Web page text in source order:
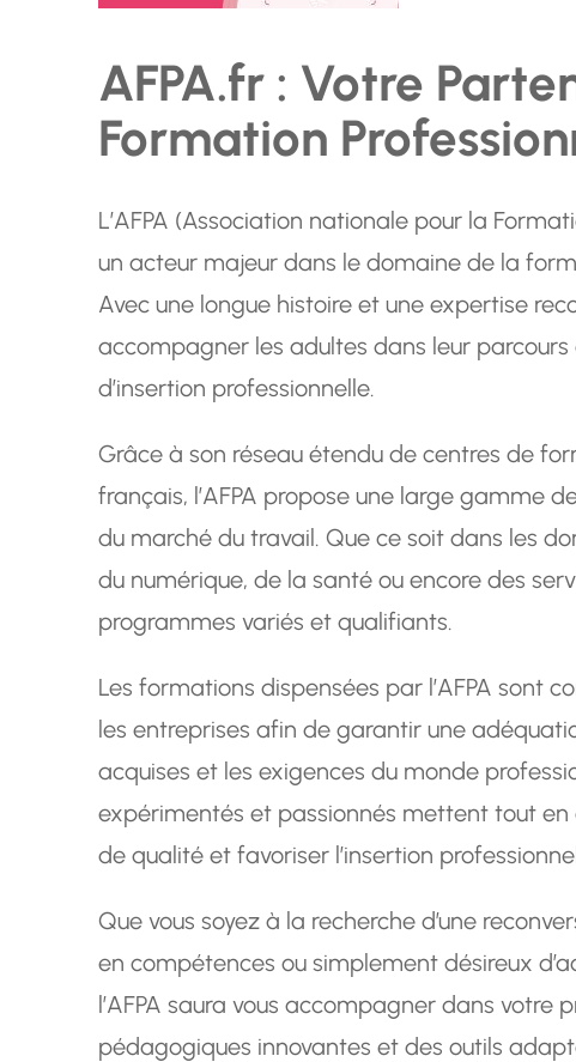
AFPA.fr : Votre
Formation
L’AFPA (Association nationale pour la
un acteur majeur dans le domaine de la
Avec une longue histoire et une expertise
accompagner les adultes dans leur parcours
d’insertion professionnelle.
Grâce à son réseau étendu de centres de
français, l’AFPA propose une large gamme
du marché du travail. Que ce soit dans les
du numérique, de la santé ou encore des
programmes variés et qualifiants.
Les formations dispensées par l’AFPA sont
les entreprises afin de garantir une
acquises et les exigences du monde
expérimentés et passionnés mettent tout
de qualité et favoriser l’insertion
Que vous soyez à la recherche d’une
en compétences ou simplement désireux
l’AFPA saura vous accompagner dans votre
pédagogiques innovantes et des outils